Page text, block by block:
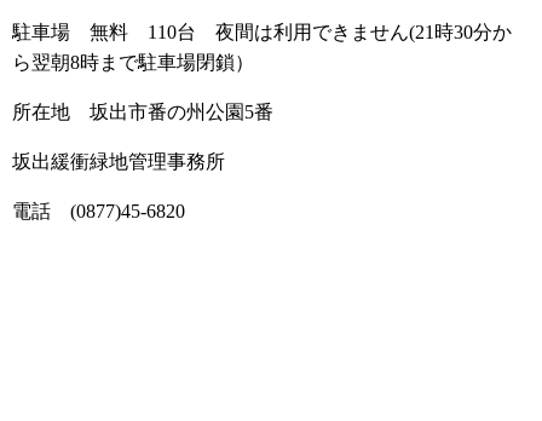
駐車場 無料 110台 夜間は利用できません(21時30分か
ら翌朝8時まで駐車場閉鎖）
所在地 坂出市番の州公園5番
坂出緩衝緑地管理事務所
電話 (0877)45-6820